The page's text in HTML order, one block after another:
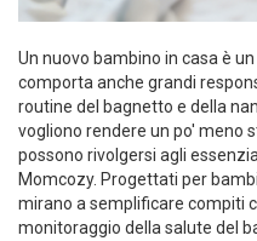
Un nuovo bambino in casa è
comporta anche grandi
routine del bagnetto e della
vogliono rendere un po' meno
possono rivolgersi agli
Momcozy. Progettati per
mirano a semplificare compiti
monitoraggio della salute del